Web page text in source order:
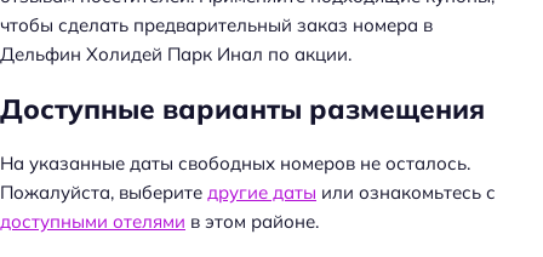
чтобы сделать предварительный заказ номера в
Дельфин Холидей Парк Инал по акции.
Доступные варианты размещения
На указанные даты свободных номеров не осталось.
Пожалуйста, выберите другие даты или ознакомьтесь с
доступными отелями в этом районе.